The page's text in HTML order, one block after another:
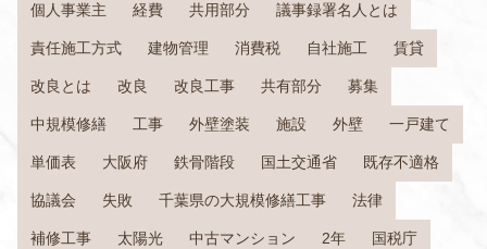
個人事業主 経費 共用部分 議事録署名人とは
責任施工方式 建物管理 消費税 自社施工 賃貸
改良とは 改良 改良工事 共有部分 募集
中規模修繕 工事 外壁塗装 施設 外壁 一戸建て
単価表 大阪府 鉄骨階段 国土交通省 既存不適格
協議会 失敗 千葉県の大規模修繕工事 法律
補修工事 太陽光 中古マンション 2年 国税庁